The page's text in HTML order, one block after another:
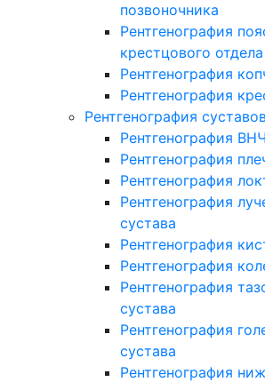
позвоночника
Рентгенография
крестцового
Рентгенография
Рентгенография
Рентгенография
Рентгенография
Рентгенография
Рентгенография
Рентгенография
сустава
Рентгенография
Рентгенография
Рентгенография
сустава
Рентгенография
сустава
Рентгенография